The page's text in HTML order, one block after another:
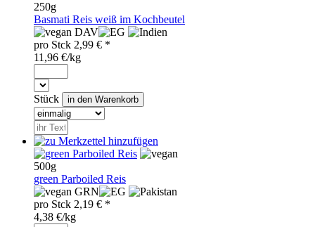
250g
Basmati Reis weiß im Kochbeutel
DAV
pro Stck 2,99 € *
11,96 €/kg
Stück
500g
green Parboiled Reis
GRN
pro Stck 2,19 € *
4,38 €/kg